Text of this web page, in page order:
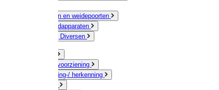
Doorgangen en weidepoorten
Schrikdraadapparaten
Afrastering Diversen
Drinkwatervoorziening
Veemarkering-/ herkenning